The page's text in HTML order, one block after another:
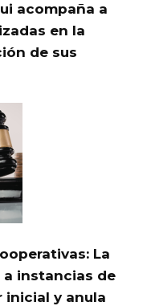
acompaña a
en la
de sus
La
a instancias de
inicial y anula